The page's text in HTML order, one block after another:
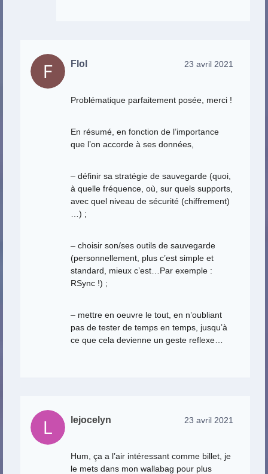
Flol 23 avril 2021
Problématique parfaitement posée, merci !
En résumé, en fonction de l’importance
que l’on accorde à ses données,
– définir sa stratégie de sauvegarde (quoi,
à quelle fréquence, où, sur quels supports,
avec quel niveau de sécurité (chiffrement)
…) ;
– choisir son/ses outils de sauvegarde
(personnellement, plus c’est simple et
standard, mieux c’est…Par exemple :
RSync !) ;
– mettre en oeuvre le tout, en n’oubliant
pas de tester de temps en temps, jusqu’à
ce que cela devienne un geste reflexe…
lejocelyn 23 avril 2021
Hum, ça a l’air intéressant comme billet, je
le mets dans mon wallabag pour plus